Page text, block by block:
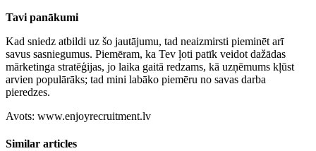
Tavi panākumi
Kad sniedz atbildi uz šo jautājumu, tad neaizmirsti pieminēt arī
savus sasniegumus. Piemēram, ka Tev ļoti patīk veidot dažādas
mārketinga stratēģijas, jo laika gaitā redzams, kā uzņēmums kļūst
arvien populārāks; tad mini labāko piemēru no savas darba
pieredzes.
Avots: www.enjoyrecruitment.lv
Similar articles